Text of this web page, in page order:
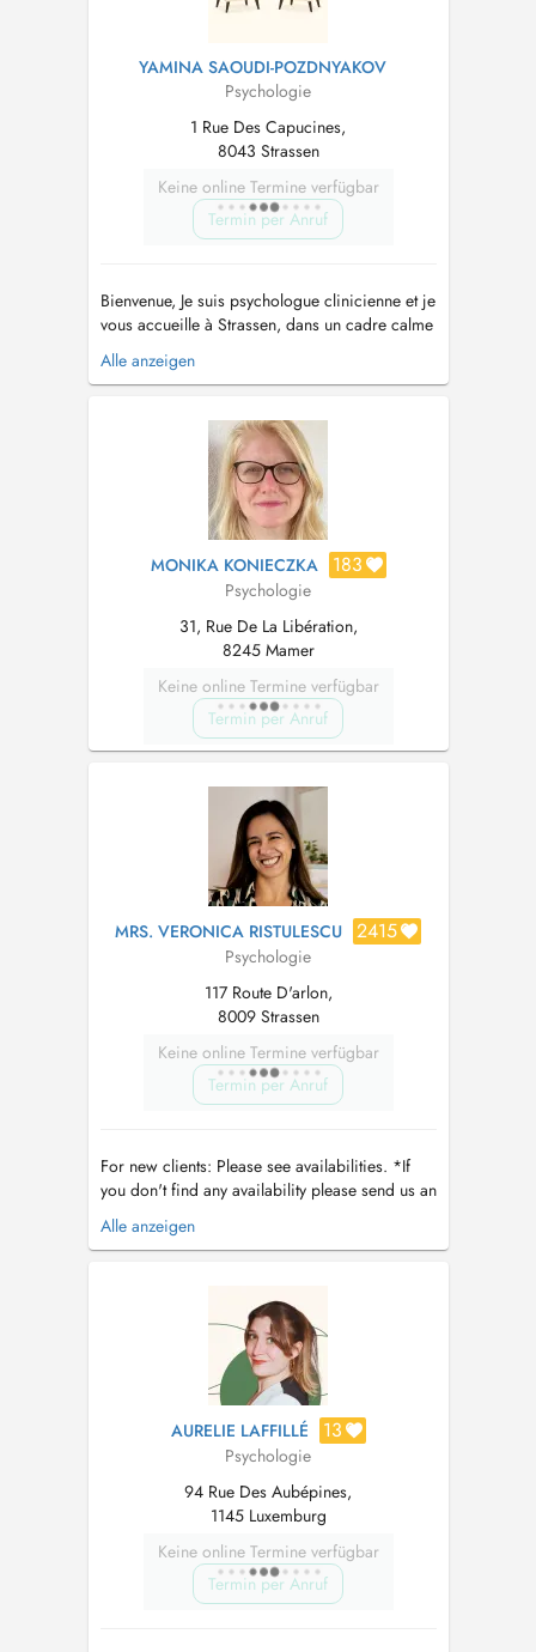
YAMINA SAOUDI-POZDNYAKOV
Psychologie
1 Rue Des Capucines,
8043 Strassen
Keine online Termine verfügbar
Termin per Anruf
Bienvenue, Je suis psychologue clinicienne et je
vous accueille à Strassen, dans un cadre calme
et confidentiel, propice à l'exploration de ce
que vous traversez. J'accompagne
Burn-out ou surcharge émotionnelle Anxiété,
dépression, vécu traumati...
Alle anzeigen
MONIKA KONIECZKA 183
Psychologie
31, Rue De La Libération,
8245 Mamer
Keine online Termine verfügbar
Termin per Anruf
MRS. VERONICA RISTULESCU 2415
Psychologie
117 Route D'arlon,
8009 Strassen
Keine online Termine verfügbar
Termin per Anruf
For new clients: Please see availabilities. *If
you don't find any availability please send us an
email with the preferred time and the reason
for the consultation :
understand that priority is given to existing
patients/patients ...
Alle anzeigen
AURELIE LAFFILLÉ 13
Psychologie
94 Rue Des Aubépines,
1145 Luxemburg
Keine online Termine verfügbar
Termin per Anruf